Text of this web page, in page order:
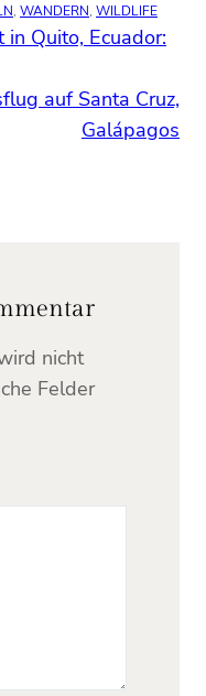
, WANDERN, WILDLIFE
Quito, Ecuador:
auf Santa Cruz,
Galápagos
nicht
Felder